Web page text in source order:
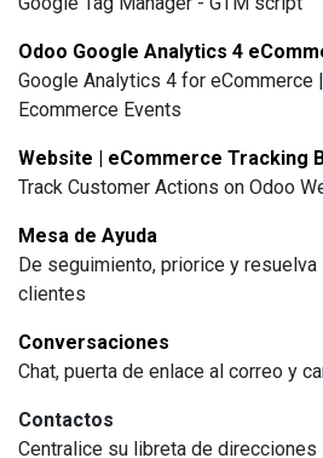
Odoo Google Analytics 4
Google Analytics 4 for eCommerce
Ecommerce Events
Website | eCommerce Tracking
Track Customer Actions on Odoo
Mesa de Ayuda
De seguimiento, priorice y
clientes
Conversaciones
Chat, puerta de enlace al correo y
Contactos
Centralice su libreta de direcciones